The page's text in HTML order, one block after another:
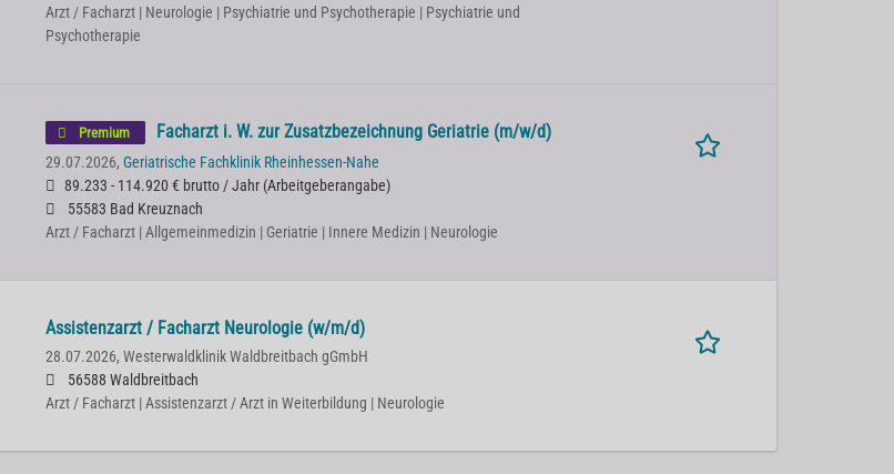
Arzt / Facharzt | Neurologie | Psychiatrie und Psychotherapie | Psychiatrie und
Psychotherapie
Premium Facharzt i. W. zur Zusatzbezeichnung Geriatrie (m/w/d)
29.07.2026, Geriatrische Fachklinik Rheinhessen-Nahe
89.233 - 114.920 € brutto / Jahr (Arbeitgeberangabe)
55583 Bad Kreuznach
Arzt / Facharzt | Allgemeinmedizin | Geriatrie | Innere Medizin | Neurologie
Assistenzarzt / Facharzt Neurologie (w/m/d)
28.07.2026, Westerwaldklinik Waldbreitbach gGmbH
56588 Waldbreitbach
Arzt / Facharzt | Assistenzarzt / Arzt in Weiterbildung | Neurologie